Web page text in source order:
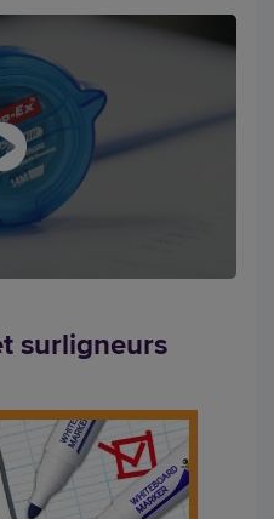
surligneurs